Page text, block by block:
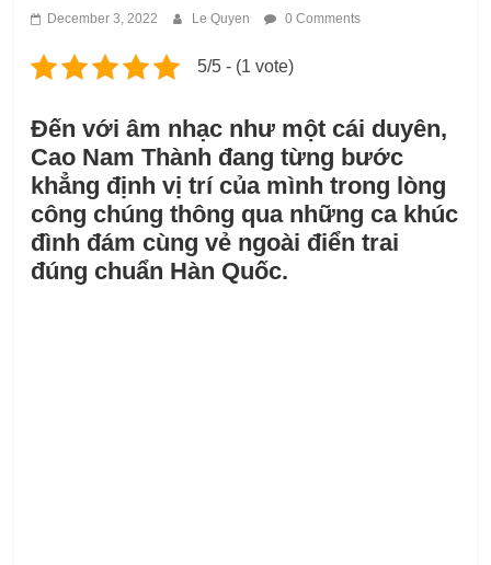
December 3, 2022 Le Quyen 0 Comments
5/5 - (1 vote)
Đến với âm nhạc như một cái duyên,
Cao Nam Thành đang từng bước
khẳng định vị trí của mình trong lòng
công chúng thông qua những ca khúc
đình đám cùng vẻ ngoài điển trai
đúng chuẩn Hàn Quốc.